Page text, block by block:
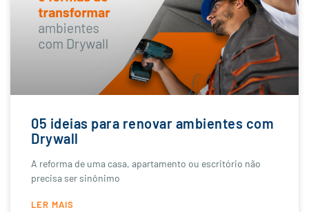
05 ideias para renovar ambientes com
Drywall
A reforma de uma casa, apartamento ou escritório não
precisa ser sinônimo
LER MAIS